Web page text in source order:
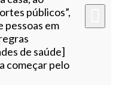
públicos”,
pessoas em
de saúde]
começar pelo